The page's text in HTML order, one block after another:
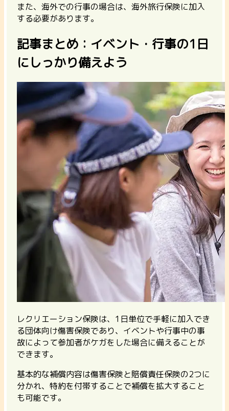
また、海外での行事の場合は、海外旅行保険に加入
する必要があります。
記事まとめ：イベント・行事の1日
にしっかり備えよう
レクリエーション保険は、1日単位で手軽に加入でき
る団体向け傷害保険であり、イベントや行事中の事
故によって参加者がケガをした場合に備えることが
できます。
基本的な補償内容は傷害保険と賠償責任保険の2つに
分かれ、特約を付帯することで補償を拡大すること
も可能です。